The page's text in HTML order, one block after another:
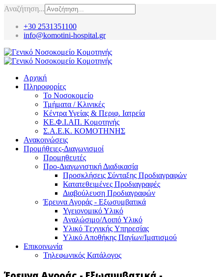
Αναζήτηση...
+30 2531351100
info@komotini-hospital.gr
Αρχική
Πληροφορίες
Το Νοσοκομείο
Τμήματα / Κλινικές
Κέντρα Υγείας & Περιφ. Ιατρεία
ΚΕ.Φ.Ι.ΑΠ. Κομοτηνής
Σ.Α.Ε.Κ. ΚΟΜΟΤΗΝΗΣ
Ανακοινώσεις
Προμήθειες-Διαγωνισμοί
Προμηθευτές
Προ-Διαγωνιστική Διαδικασία
Προσκλήσεις Σύνταξης Προδιαγραφών
Κατατεθειμένες Προδιαγραφές
Διαβούλευση Προδιαγραφών
Έρευνα Αγοράς - Εξωσυμβατικά
Υγειονομικό Υλικό
Αναλώσιμο/Λοιπό Υλικό
Υλικό Tεχνικής Yπηρεσίας
Υλικό Αποθήκης Παγίων/Ιματισμού
Επικοινωνία
Τηλεφωνικός Κατάλογος